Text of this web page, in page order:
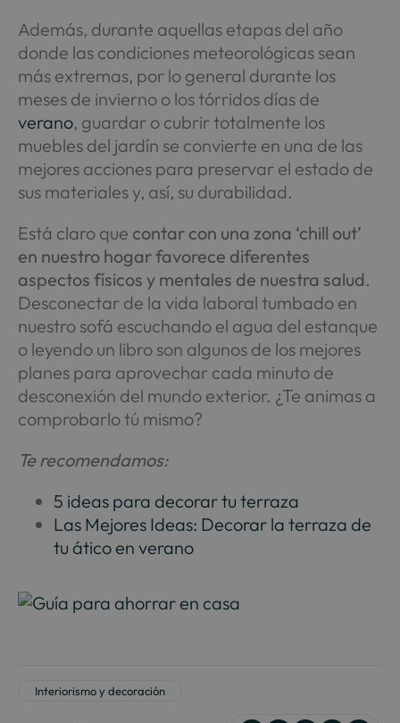
Además, durante aquellas etapas del año
donde las condiciones meteorológicas sean
más extremas, por lo general durante los
meses de invierno o los tórridos días de
verano, guardar o cubrir totalmente los
muebles del jardín se convierte en una de las
mejores acciones para preservar el estado de
sus materiales y, así, su durabilidad.
Está claro que contar con una zona ‘chill out’
en nuestro hogar favorece diferentes
aspectos físicos y mentales de nuestra salud.
Desconectar de la vida laboral tumbado en
nuestro sofá escuchando el agua del estanque
o leyendo un libro son algunos de los mejores
planes para aprovechar cada minuto de
desconexión del mundo exterior. ¿Te animas a
comprobarlo tú mismo?
Te recomendamos:
5 ideas para decorar tu terraza
Las Mejores Ideas: Decorar la terraza de
tu ático en verano
Interiorismo y decoración